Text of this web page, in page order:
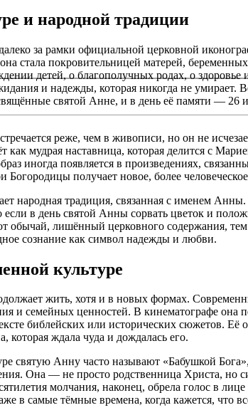
и народной традиции
за рамки официальной церковной
она стала покровительницей матерей,
детей, о благополучных родах, о здоровье
и надежды, которая никогда не умирает.
святой Анне, и в день её памяти —
реже, чем в живописи, но он не
как мудрая наставница, которая делится с
иногда появляется в произведениях,
Богородицы получает новое, более
народная традиция, связанная с именем
если в день святой Анны сорвать цветок и
обычай, лишённый церковного содержания, тем
сознание как символ надежды и любви.
культуре
жить, хотя и в новых формах.
и семейных ценностей. В кинематографе она
библейских или исторических сюжетов. Её
ждала чуда и дождалась его.
святую Анну часто называют «Бабушкой
Она — не просто родственница Христа, но
молчания, наконец, обрела голос в
в самые тёмные времена, когда кажется, что